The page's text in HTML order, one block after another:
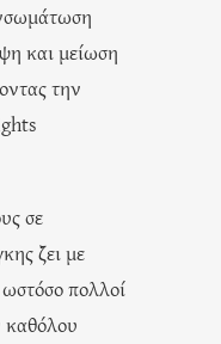
και μείωση
την
σε
ζει με
πολλοί